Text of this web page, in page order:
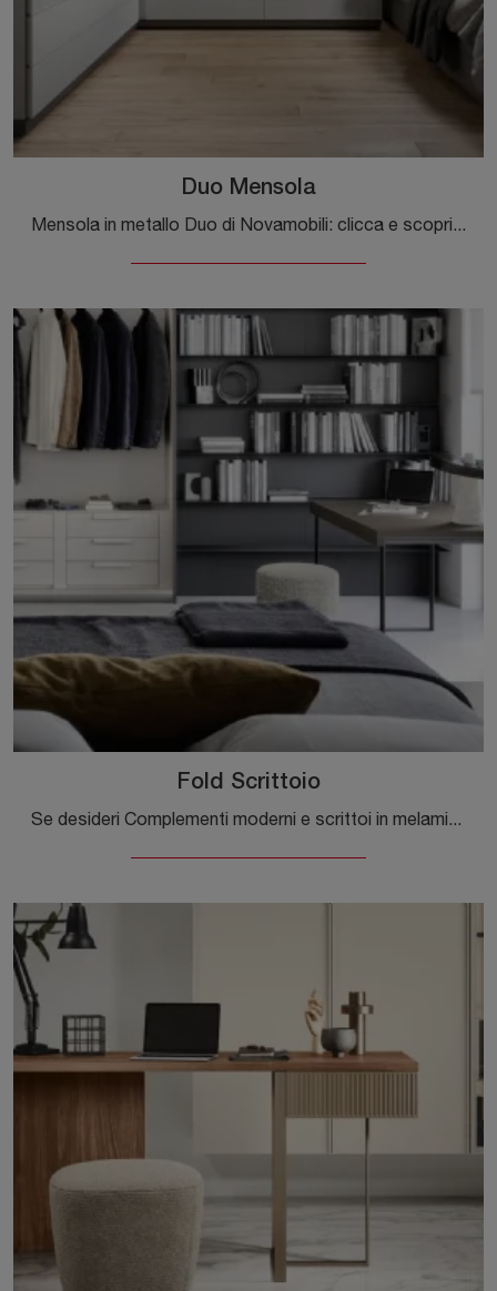
Duo Mensola
Mensola in metallo Duo di Novamobili: clicca e scopri di più sui Complementi e mensole moderni in metallo del noto e rinomato brand!
Fold Scrittoio
Se desideri Complementi moderni e scrittoi in melaminico ottieni informazioni sul modello Fold Scrittoio della marca Novamobili.